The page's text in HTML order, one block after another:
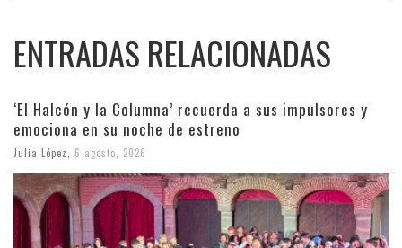
ENTRADAS RELACIONADAS
‘El Halcón y la Columna’ recuerda a sus impulsores y
emociona en su noche de estreno
Julia López, 6 agosto, 2026